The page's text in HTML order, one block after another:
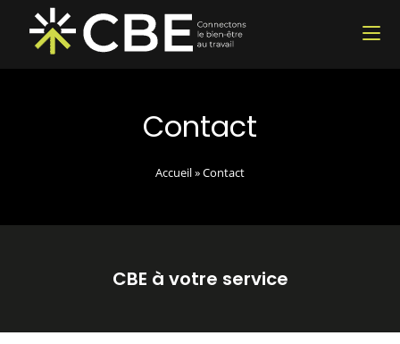
Contact
Accueil»Contact
CBE à votre service